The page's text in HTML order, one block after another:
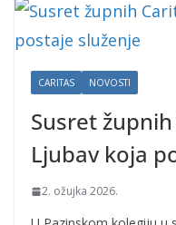
CARITAS NOVOSTI
Susret
Ljubav koja
2. ožujka 2026.